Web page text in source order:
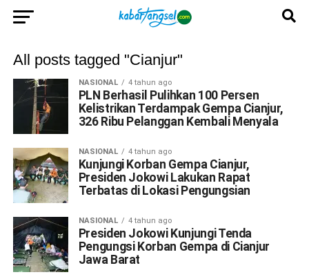
All posts tagged "Cianjur"
NASIONAL 4 tahun ago
PLN Berhasil Pulihkan 100 Persen
Kelistrikan Terdampak Gempa Cianjur,
326 Ribu Pelanggan Kembali Menyala
NASIONAL 4 tahun ago
Kunjungi Korban Gempa Cianjur,
Presiden Jokowi Lakukan Rapat
Terbatas di Lokasi Pengungsian
NASIONAL 4 tahun ago
Presiden Jokowi Kunjungi Tenda
Pengungsi Korban Gempa di Cianjur
Jawa Barat